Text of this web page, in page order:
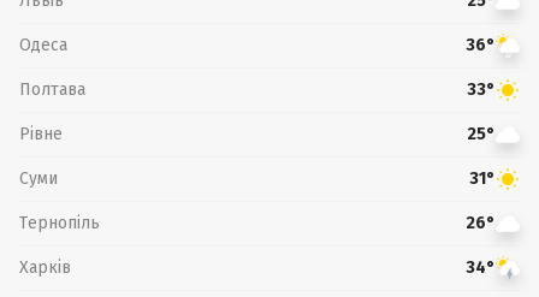
Одеса 36°
Полтава 33°
Рівне 25°
Суми 31°
Тернопіль 26°
Харків 34°